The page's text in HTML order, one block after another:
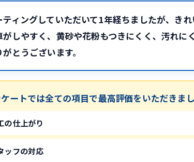
ティングしていただいて1年経ちましたが、きれ
がしやすく、黄砂や花粉もつきにくく、汚れに
がとうございます。
ートでは全ての項目で最高評価をいただきま
の仕上がり
ッフの対応